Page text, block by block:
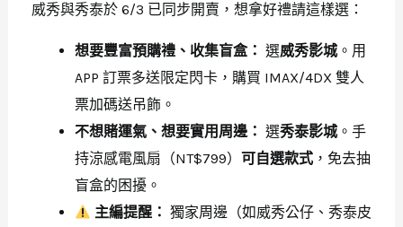
威秀與秀泰於 6/3 已同步開賣，想拿好禮請這樣選：
想要豐富預購禮、收集盲盒： 選威秀影城。用
APP 訂票多送限定閃卡，購買 IMAX/4DX 雙人
票加碼送吊飾。
不想賭運氣、想要實用周邊： 選秀泰影城。手
持涼感電風扇（NT$799） 可自選款式，免去抽
盲盒的困擾。
主編提醒： 獨家周邊（如威秀公仔、秀泰皮